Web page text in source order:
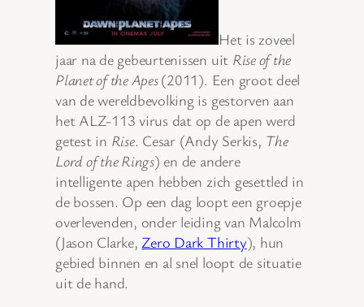
Het is zoveel
jaar na de gebeurtenissen uit Rise of the
Planet of the Apes(2011). Een groot deel
van de wereldbevolking is gestorven aan
het ALZ-113 virus dat op de apen werd
getest in Rise. Cesar (Andy Serkis, The
Lord of the Rings) en de andere
intelligente apen hebben zich gesettled in
de bossen. Op een dag loopt een groepje
overlevenden, onder leiding van Malcolm
(Jason Clarke, Zero Dark Thirty), hun
gebied binnen en al snel loopt de situatie
uit de hand.